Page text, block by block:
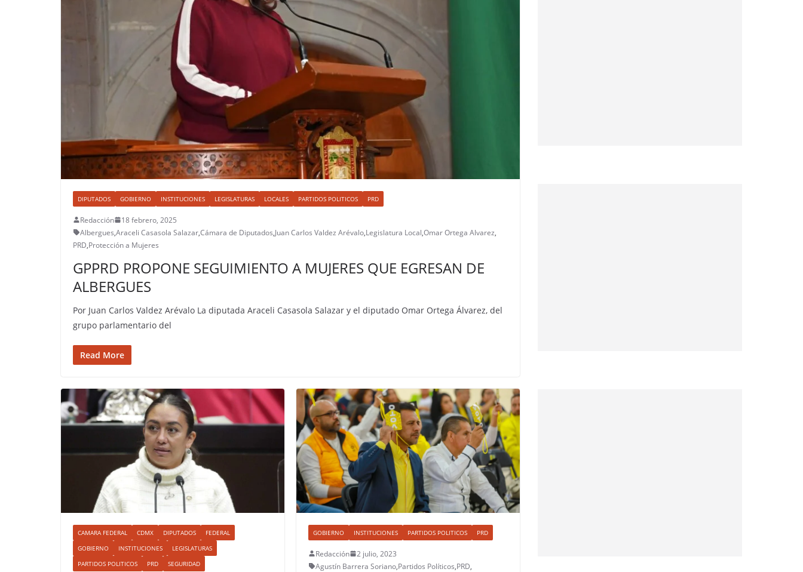
DIPUTADOS GOBIERNO INSTITUCIONES LEGISLATURAS LOCALES PARTIDOS POLITICOS PRD
Redacción
18 febrero, 2025
Albergues,Araceli Casasola Salazar,Cámara de Diputados,Juan Carlos Valdez Arévalo,Legislatura Local,Omar Ortega Alvarez,
PRD,Protección a Mujeres
GPPRD PROPONE SEGUIMIENTO A MUJERES QUE EGRESAN DE
ALBERGUES
Por Juan Carlos Valdez Arévalo La diputada Araceli Casasola Salazar y el diputado Omar Ortega Álvarez, del
grupo parlamentario del
Read More
CAMARA FEDERAL CDMX DIPUTADOS
FEDERAL
GOBIERNO
INSTITUCIONES
LEGISLATURAS
PARTIDOS POLITICOS
PRD SEGURIDAD
GOBIERNO INSTITUCIONES PARTIDOS POLITICOS PRD
Redacción
2 julio, 2023
Agustín Barrera Soriano,Partidos Políticos,PRD,